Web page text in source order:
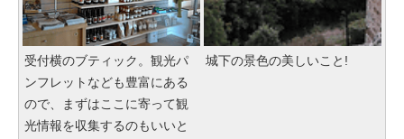
受付横のブティック。観光パ
ンフレットなども豊富にある
ので、まずはここに寄って観
光情報を収集するのもいいと
城下の景色の美しいこと!